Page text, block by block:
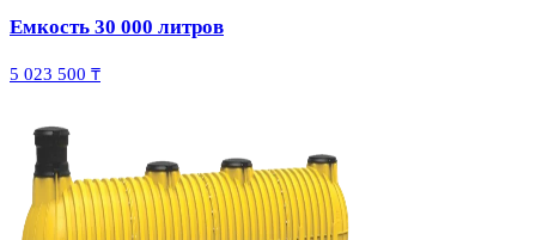
Емкость 30 000 литров
5 023 500 ₸